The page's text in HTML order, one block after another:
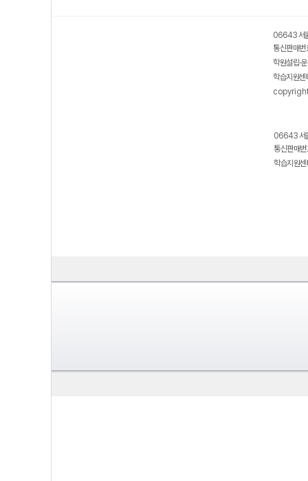
06643 서
통신판매
학원설립·
학습지원
06643 서
통신판매
학습지원